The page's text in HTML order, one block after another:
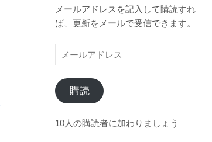
メールアドレスを記入して購読すれ
ば、更新をメールで受信できます。
ー
ル
ア
ド
レ
購読
10人の購読者に加わりましょう